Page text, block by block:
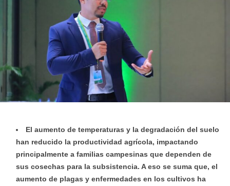
El aumento de temperaturas y la degradación del suelo
han reducido la productividad agrícola, impactando
principalmente a familias campesinas que dependen de
sus cosechas para la subsistencia. A eso se suma que, el
aumento de plagas y enfermedades en los cultivos ha